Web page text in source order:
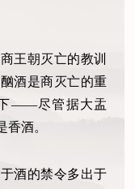
王朝灭亡的教训
酒是商灭亡的重
——尽管据大盂
酒。
酒的禁令多出于